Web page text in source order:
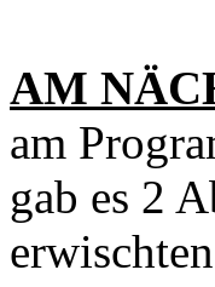
AM
am
gab es 2